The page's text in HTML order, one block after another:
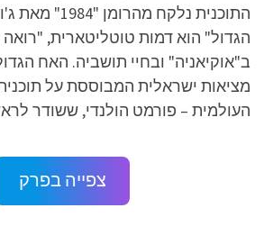
התוכנית נלקח
הגדול" הוא דמות טוטליטארית,
ב"אוקיאניה" ובחיי תושביה. האח
מציאות ישראלית המבוססת על
העולמית – פורמט הולנדי, ששודר
צפייה בפרק